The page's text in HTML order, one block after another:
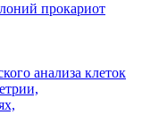
прокариот
анализа клеток